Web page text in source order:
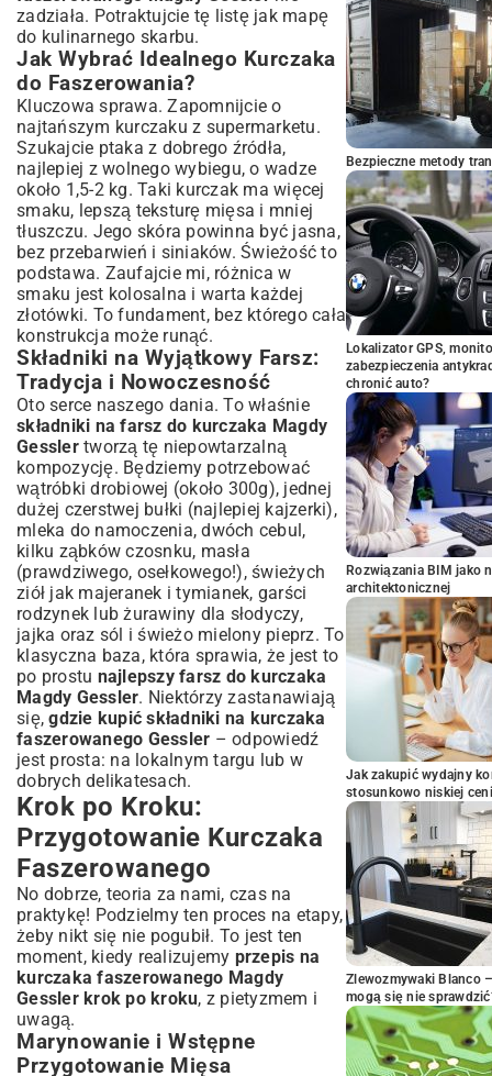
zadziała. Potraktujcie tę listę jak mapę
do kulinarnego skarbu.
Jak Wybrać Idealnego Kurczaka
do Faszerowania?
Kluczowa sprawa. Zapomnijcie o
najtańszym kurczaku z supermarketu.
Szukajcie ptaka z dobrego źródła,
najlepiej z wolnego wybiegu, o wadze
około 1,5-2 kg. Taki kurczak ma więcej
smaku, lepszą teksturę mięsa i mniej
tłuszczu. Jego skóra powinna być jasna,
bez przebarwień i siniaków. Świeżość to
podstawa. Zaufajcie mi, różnica w
smaku jest kolosalna i warta każdej
złotówki. To fundament, bez którego cała
konstrukcja może runąć.
Składniki na Wyjątkowy Farsz:
Tradycja i Nowoczesność
Oto serce naszego dania. To właśnie
składniki na farsz do kurczaka Magdy
Gesslertworzą tę niepowtarzalną
kompozycję. Będziemy potrzebować
wątróbki drobiowej (około 300g), jednej
dużej czerstwej bułki (najlepiej kajzerki),
mleka do namoczenia, dwóch cebul,
kilku ząbków czosnku, masła
(prawdziwego, osełkowego!), świeżych
ziół jak majeranek i tymianek, garści
rodzynek lub żurawiny dla słodyczy,
jajka oraz sól i świeżo mielony pieprz. To
klasyczna baza, która sprawia, że jest to
po prostu najlepszy farsz do kurczaka
Magdy Gessler. Niektórzy zastanawiają
się,gdzie kupić składniki na kurczaka
faszerowanego Gessler – odpowiedź
jest prosta: na lokalnym targu lub w
dobrych delikatesach.
Krok po Kroku:
Przygotowanie Kurczaka
Faszerowanego
No dobrze, teoria za nami, czas na
praktykę! Podzielmy ten proces na etapy,
żeby nikt się nie pogubił. To jest ten
moment, kiedy realizujemy przepis na
kurczaka faszerowanego Magdy
Gessler krok po kroku, z pietyzmem i
uwagą.
Marynowanie i Wstępne
Przygotowanie Mięsa
Bezpieczne metody
Lokalizator GPS,
zabezpieczenia
chronić auto?
Rozwiązania BIM jako
architektonicznej
Jak zakupić wydajny
stosunkowo niskiej
Zlewozmywaki Blanco
mogą się nie